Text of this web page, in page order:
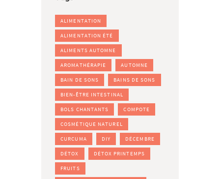
ALIMENTATION
ALIMENTATION ÉTÉ
ALIMENTS AUTOMNE
AROMATHÉRAPIE AUTOMNE
BAIN DE SONS BAINS DE SONS
BIEN-ÊTRE INTESTINAL
BOLS CHANTANTS COMPOTE
COSMÉTIQUE NATUREL
CURCUMA DIY DÉCEMBRE
DÉTOX DÉTOX PRINTEMPS
FRUITS